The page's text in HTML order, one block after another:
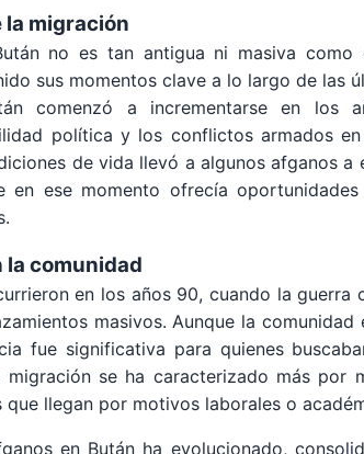
migración
no es tan antigua ni masiva como
sus momentos clave a lo largo de las
comenzó a incrementarse en los
política y los conflictos armados en
de vida llevó a algunos afganos a
en ese momento ofrecía
la comunidad
en los años 90, cuando la guerra
masivos. Aunque la comunidad
fue significativa para quienes
se ha caracterizado más por
llegan por motivos laborales o
en Bután ha evolucionado,